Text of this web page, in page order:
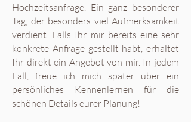
Hochzeitsanfrage. Ein ganz besonderer
Tag, der besonders viel Aufmerksamkeit
verdient. Falls Ihr mir bereits eine sehr
konkrete Anfrage gestellt habt, erhaltet
Ihr direkt ein Angebot von mir. In jedem
Fall, freue ich mich später über ein
persönliches Kennenlernen für die
schönen Details eurer Planung!